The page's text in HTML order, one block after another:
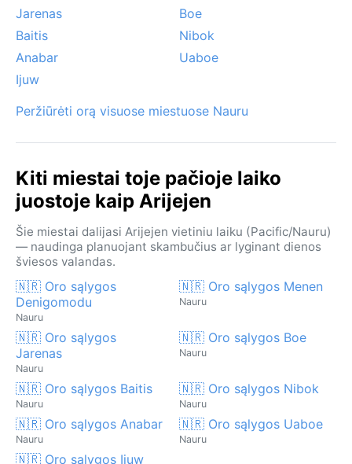
Jarenas
Boe
Baitis
Nibok
Anabar
Uaboe
Ijuw
Peržiūrėti orą visuose miestuose Nauru
Kiti miestai toje pačioje laiko
juostoje kaip Arijejen
Šie miestai dalijasi Arijejen vietiniu laiku (Pacific/Nauru)
— naudinga planuojant skambučius ar lyginant dienos
šviesos valandas.
🇳🇷 Oro sąlygos
Denigomodu
Nauru
🇳🇷 Oro sąlygos Menen
Nauru
🇳🇷 Oro sąlygos
Jarenas
Nauru
🇳🇷 Oro sąlygos Boe
Nauru
🇳🇷 Oro sąlygos Baitis
Nauru
🇳🇷 Oro sąlygos Nibok
Nauru
🇳🇷 Oro sąlygos Anabar
Nauru
🇳🇷 Oro sąlygos Uaboe
Nauru
🇳🇷 Oro sąlygos Ijuw